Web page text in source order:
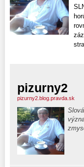
pizurny2
pizurny2.blog.pravda.sk